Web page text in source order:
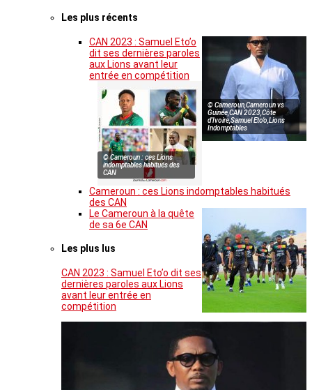
Les plus récents
© Cameroun,Cameroun vs
Guinée,CAN 2023,Côte
d’Ivoire,Samuel Eto’o,Lions
Indomptables
CAN 2023 : Samuel Eto’o
dit ses dernières paroles
aux Lions avant leur
entrée en compétition
© Cameroun : ces Lions
indomptables habitués des
CAN
Cameroun : ces Lions indomptables habitués
des CAN
Le Cameroun à la quête
de sa 6e CAN
Les plus lus
CAN 2023 : Samuel Eto’o dit ses
dernières paroles aux Lions
avant leur entrée en
compétition